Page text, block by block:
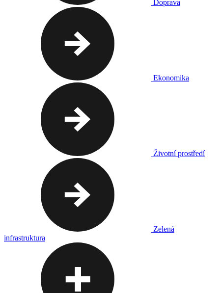
Doprava
Ekonomika
Životní prostředí
Zelená
infrastruktura